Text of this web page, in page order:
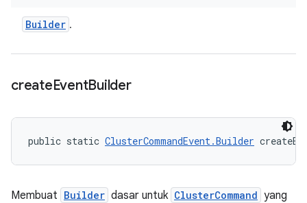
Builder .
createEventBuilder
public static ClusterCommandEvent.Builder
Membuat Builder dasar untuk ClusterCommand yang